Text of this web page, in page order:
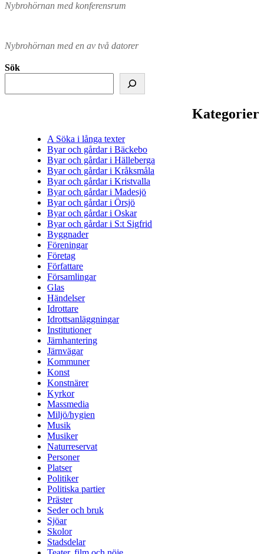
Nybrohörnan med konferensrum
Nybrohörnan med en av två datorer
Sök
Kategorier
A Söka i långa texter
Byar och gårdar i Bäckebo
Byar och gårdar i Hälleberga
Byar och gårdar i Kråksmåla
Byar och gårdar i Kristvalla
Byar och gårdar i Madesjö
Byar och gårdar i Örsjö
Byar och gårdar i Oskar
Byar och gårdar i S:t Sigfrid
Byggnader
Föreningar
Företag
Författare
Församlingar
Glas
Händelser
Idrottare
Idrottsanläggningar
Institutioner
Järnhantering
Järnvägar
Kommuner
Konst
Konstnärer
Kyrkor
Massmedia
Miljö/hygien
Musik
Musiker
Naturreservat
Personer
Platser
Politiker
Politiska partier
Präster
Seder och bruk
Sjöar
Skolor
Stadsdelar